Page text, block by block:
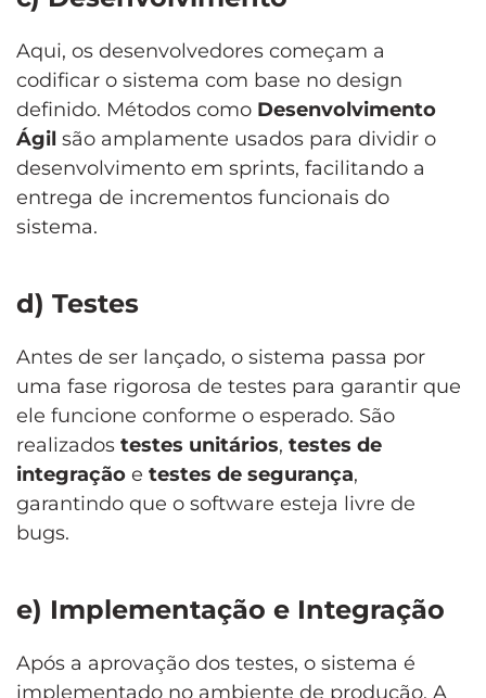
Aqui, os desenvolvedores começam a
codificar o sistema com base no design
definido. Métodos como Desenvolvimento
Ágil são amplamente usados para dividir o
desenvolvimento em sprints, facilitando a
entrega de incrementos funcionais do
sistema.
d) Testes
Antes de ser lançado, o sistema passa por
uma fase rigorosa de testes para garantir que
ele funcione conforme o esperado. São
realizados testes unitários, testes de
integração e testes de segurança,
garantindo que o software esteja livre de
bugs.
e) Implementação e Integração
Após a aprovação dos testes, o sistema é
implementado no ambiente de produção. A